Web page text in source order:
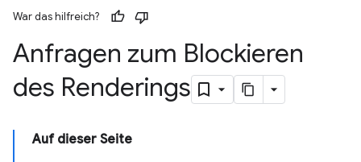
War das hilfreich?
Anfragen zum Blockieren
des Renderings
Auf dieser Seite